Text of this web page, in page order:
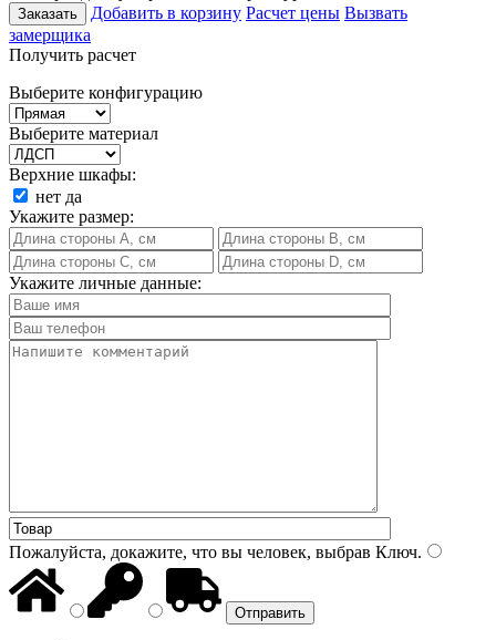
Заказать Добавить в корзину Расчет цены Вызвать
замерщика
Получить расчет
Выберите конфигурацию
Выберите материал
Верхние шкафы:
нет да
Укажите размер:
Укажите личные данные:
Пожалуйста, докажите, что вы человек, выбрав Ключ.